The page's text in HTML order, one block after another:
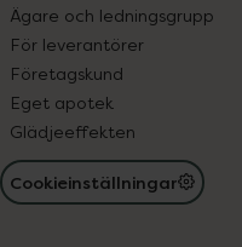
Ägare och ledningsgrupp
För leverantörer
Företagskund
Eget apotek
Glädjeeffekten
Cookieinställningar